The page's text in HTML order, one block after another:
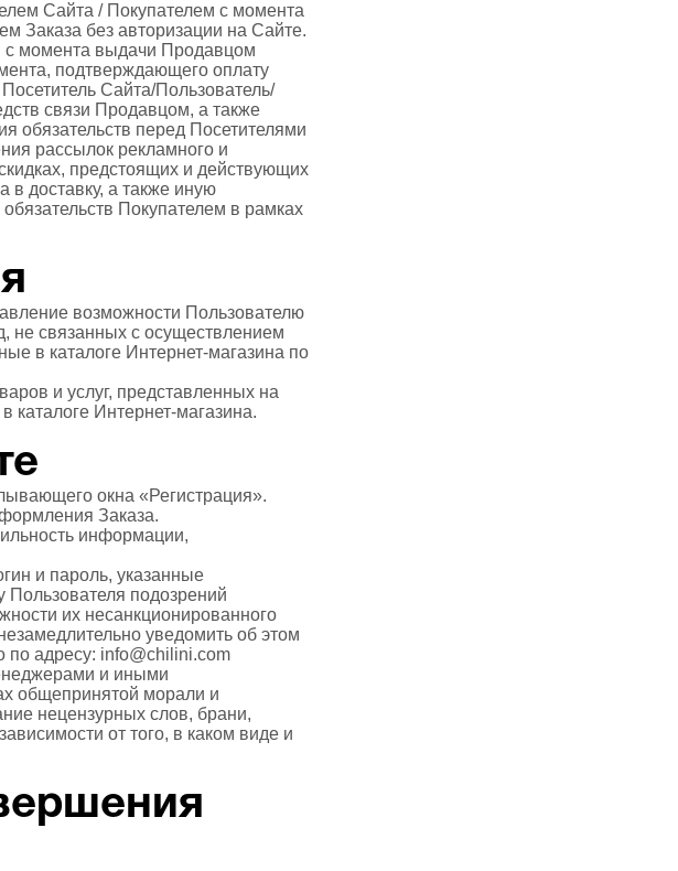
Сайта / Покупателем с момента
Заказа без авторизации на Сайте.
с момента выдачи Продавцом
подтверждающего оплату
Сайта/Пользователь/
связи Продавцом, а также
обязательств перед Посетителями
рассылок рекламного и
предстоящих и действующих
в доставку, а также иную
Покупателем в рамках
возможности Пользователю
не связанных с осуществлением
в каталоге Интернет-магазина по
и услуг, представленных на
каталоге Интернет-магазина.
окна «Регистрация».
Заказа.
информации,
и пароль, указанные
Пользователя подозрений
их несанкционированного
уведомить об этом
по адресу: info@chilini.com
и иными
общепринятой морали и
нецензурных слов, брани,
от того, в каком виде и